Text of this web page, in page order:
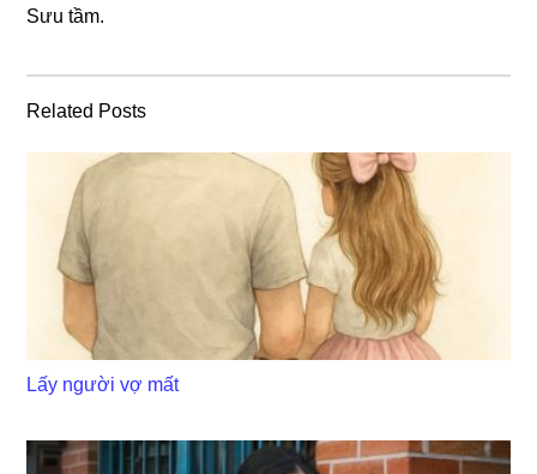
Sưu tầm.
Related Posts
Lấy người vợ mất